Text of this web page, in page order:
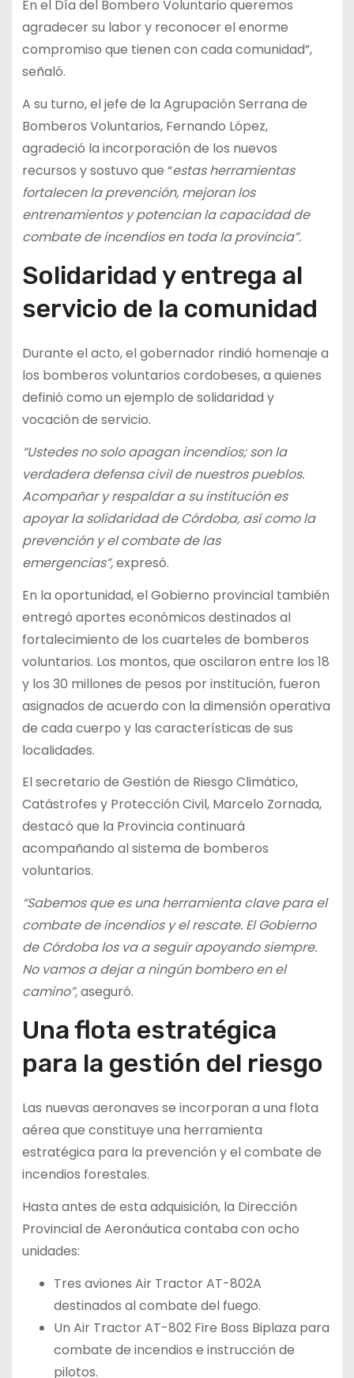
En el Día del Bombero Voluntario queremos
agradecer su labor y reconocer el enorme
compromiso que tienen con cada comunidad”,
señaló.
A su turno, el jefe de la Agrupación Serrana de
Bomberos Voluntarios, Fernando López,
agradeció la incorporación de los nuevos
recursos y sostuvo que “estas herramientas
fortalecen la prevención, mejoran los
entrenamientos y potencian la capacidad de
combate de incendios en toda la provincia”.
Solidaridad y entrega al
servicio de la comunidad
Durante el acto, el gobernador rindió homenaje a
los bomberos voluntarios cordobeses, a quienes
definió como un ejemplo de solidaridad y
vocación de servicio.
“Ustedes no solo apagan incendios; son la
verdadera defensa civil de nuestros pueblos.
Acompañar y respaldar a su institución es
apoyar la solidaridad de Córdoba, así como la
prevención y el combate de las
emergencias”,expresó.
En la oportunidad, el Gobierno provincial también
entregó aportes económicos destinados al
fortalecimiento de los cuarteles de bomberos
voluntarios. Los montos, que oscilaron entre los 18
y los 30 millones de pesos por institución, fueron
asignados de acuerdo con la dimensión operativa
de cada cuerpo y las características de sus
localidades.
El secretario de Gestión de Riesgo Climático,
Catástrofes y Protección Civil, Marcelo Zornada,
destacó que la Provincia continuará
acompañando al sistema de bomberos
voluntarios.
“Sabemos que es una herramienta clave para el
combate de incendios y el rescate. El Gobierno
de Córdoba los va a seguir apoyando siempre.
No vamos a dejar a ningún bombero en el
camino”,aseguró.
Una flota estratégica
para la gestión del riesgo
Las nuevas aeronaves se incorporan a una flota
aérea que constituye una herramienta
estratégica para la prevención y el combate de
incendios forestales.
Hasta antes de esta adquisición, la Dirección
Provincial de Aeronáutica contaba con ocho
unidades:
Tres aviones Air Tractor AT-802A
destinados al combate del fuego.
Un Air Tractor AT-802 Fire Boss Biplaza para
combate de incendios e instrucción de
pilotos.